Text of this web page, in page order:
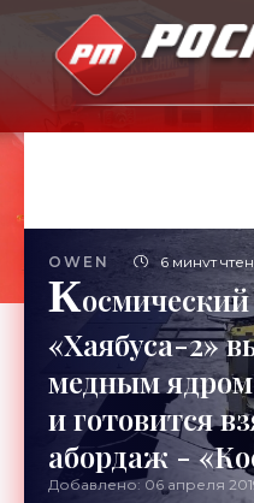
OWEN 6 минут
К
«Хаябуса-2»
медным ядром
и готовится
абордаж -
Добавлено: 06 апреля